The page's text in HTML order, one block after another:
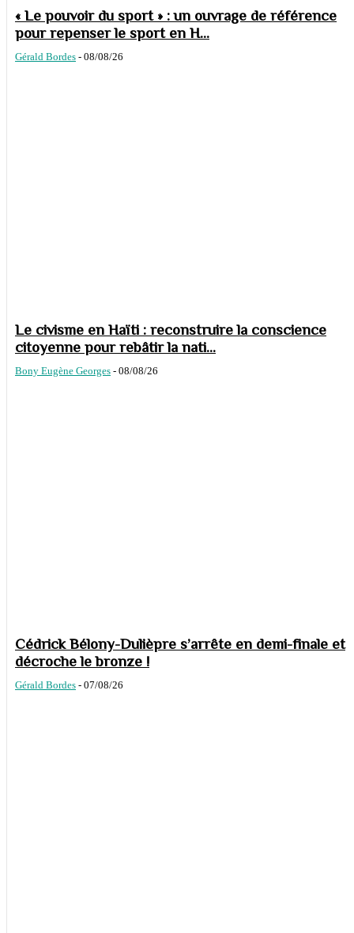
« Le pouvoir du sport » : un ouvrage de référence
pour repenser le sport en H...
Gérald Bordes - 08/08/26
Le civisme en Haïti : reconstruire la conscience
citoyenne pour rebâtir la nati...
Bony Eugène Georges - 08/08/26
Cédrick Bélony-Dulièpre s’arrête en demi-finale et
décroche le bronze !
Gérald Bordes - 07/08/26